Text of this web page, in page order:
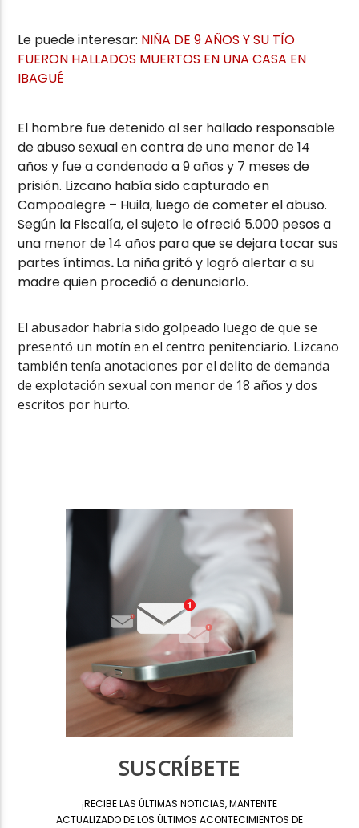
Le puede interesar: NIÑA DE 9 AÑOS Y SU TÍO
FUERON HALLADOS MUERTOS EN UNA CASA EN
IBAGUÉ
El hombre fue detenido al ser hallado responsable
de abuso sexual en contra de una menor de 14
años y fue a condenado a 9 años y 7 meses de
prisión. Lizcano había sido capturado en
Campoalegre – Huila, luego de cometer el abuso.
Según la Fiscalía, el sujeto le ofreció 5.000 pesos a
una menor de 14 años para que se dejara tocar sus
partes íntimas.La niña gritó y logró alertar a su
madre quien procedió a denunciarlo.
El abusador habría sido golpeado luego de que se
presentó un motín en el centro penitenciario. Lizcano
también tenía anotaciones por el delito de demanda
de explotación sexual con menor de 18 años y dos
escritos por hurto.
SUSCRÍBETE
¡RECIBE LAS ÚLTIMAS NOTICIAS, MANTENTE
ACTUALIZADO DE LOS ÚLTIMOS ACONTECIMIENTOS DE